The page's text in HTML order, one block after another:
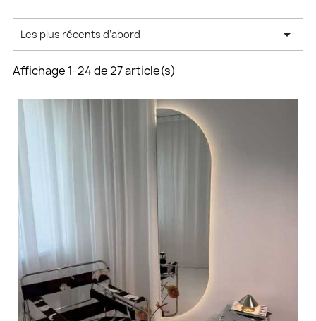
Les plus récents d’abord 
Affichage 1-24 de 27 article(s)